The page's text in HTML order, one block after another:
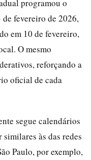
programou o
fevereiro de 2026,
em 10 de fevereiro,
O mesmo
reforçando a
oficial de cada
segue calendários
às das redes
Paulo, por exemplo,